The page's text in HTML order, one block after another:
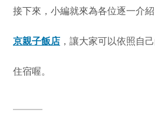
接下來，小編就來為各位逐一介
京親子飯店 ，讓大家可以依照自
住宿喔。